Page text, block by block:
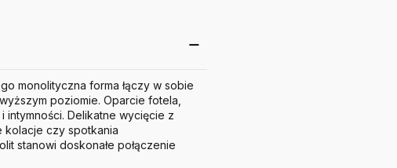
monolityczna forma łączy w sobie
poziomie. Oparcie fotela,
intymności. Delikatne wycięcie z
kolacje czy spotkania
stanowi doskonałe połączenie